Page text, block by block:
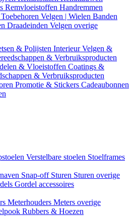
Remvloeistoffen Handremmen
Velgen | Wielen Banden
Draadeinden Velgen overige
& Polijsten InterieurVelgen &
& Verbruiksproducten
& Vloeistoffen Coatings &
& Verbruiksproducten
Promotie & Stickers Cadeaubonnen
Verstelbare stoelen Stoelframes
Snap-off Sturen Sturen overige
Gordel accessoires
Meterhouders Meters overige
Rubbers & Hoezen